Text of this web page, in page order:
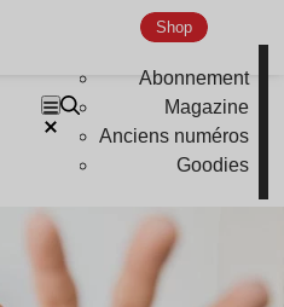
Shop
Abonnement
Magazine
Anciens numéros
Goodies